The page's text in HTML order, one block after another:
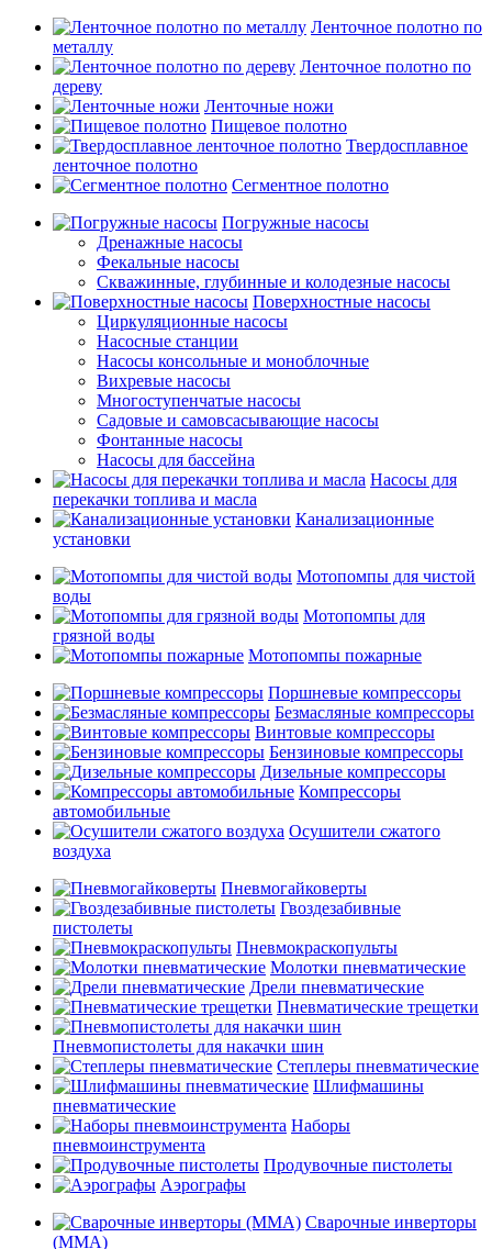
Ленточное полотно по
металлу
Ленточное полотно по
дереву
Ленточные ножи
Пищевое полотно
Твердосплавное
ленточное полотно
Сегментное полотно
Погружные насосы
Дренажные насосы
Фекальные насосы
Скважинные, глубинные и колодезные насосы
Поверхностные насосы
Циркуляционные насосы
Насосные станции
Насосы консольные и моноблочные
Вихревые насосы
Многоступенчатые насосы
Садовые и самовсасывающие насосы
Фонтанные насосы
Насосы для бассейна
Насосы для
перекачки топлива и масла
Канализационные
установки
Мотопомпы для чистой
воды
Мотопомпы для
грязной воды
Мотопомпы пожарные
Поршневые компрессоры
Безмасляные компрессоры
Винтовые компрессоры
Бензиновые компрессоры
Дизельные компрессоры
Компрессоры
автомобильные
Осушители сжатого
воздуха
Пневмогайковерты
Гвоздезабивные
пистолеты
Пневмокраскопульты
Молотки пневматические
Дрели пневматические
Пневматические трещетки
Пневмопистолеты для накачки шин
Степлеры пневматические
Шлифмашины
пневматические
Наборы
пневмоинструмента
Продувочные пистолеты
Аэрографы
Сварочные инверторы
(MMA)